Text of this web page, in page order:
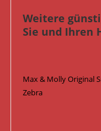
Weitere
Sie und Ihren
Max & Molly Original
Zebra